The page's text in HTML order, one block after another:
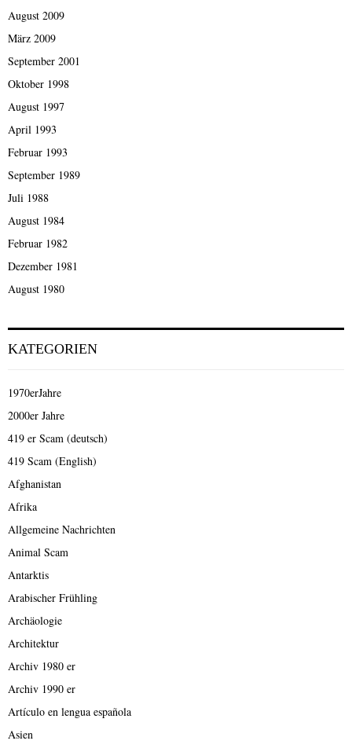
August 2009
März 2009
September 2001
Oktober 1998
August 1997
April 1993
Februar 1993
September 1989
Juli 1988
August 1984
Februar 1982
Dezember 1981
August 1980
KATEGORIEN
1970erJahre
2000er Jahre
419 er Scam (deutsch)
419 Scam (English)
Afghanistan
Afrika
Allgemeine Nachrichten
Animal Scam
Antarktis
Arabischer Frühling
Archäologie
Architektur
Archiv 1980 er
Archiv 1990 er
Artículo en lengua española
Asien